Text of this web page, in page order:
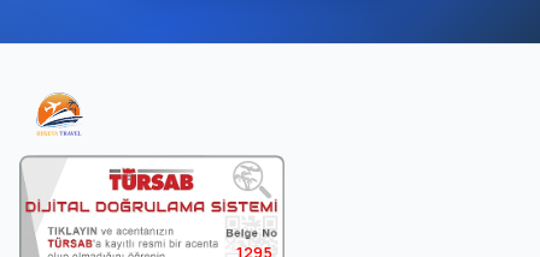
1295